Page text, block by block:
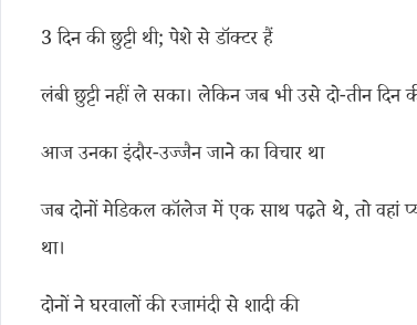
3 दिन की छुट्टी थी; पेशे से डॉक्टर हैं
लंबी छुट्टी नहीं ले सका। लेकिन जब भी उसे दो-तीन दिन
आज उनका इंदौर-उज्जैन जाने का विचार था
जब दोनों मेडिकल कॉलेज में एक साथ पढ़ते थे, तो वहां
था।
दोनों ने घरवालों की रजामंदी से शादी की